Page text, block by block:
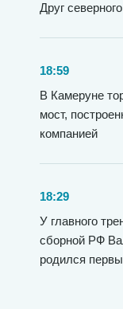
Друг
18:59
В Камеруне
мост,
компанией
18:29
У главного
сборной РФ
родился